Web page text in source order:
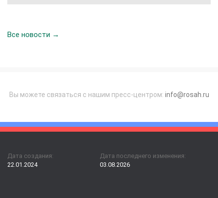
Все новости →
Вы можете связаться с нашим пресс-центром: info@rosah.ru
Дата создания:
22.01.2024
Дата последнего изменения:
03.08.2026